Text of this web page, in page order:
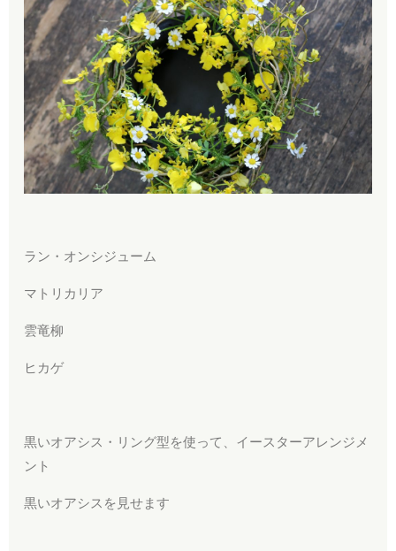
ラン・オンシジューム
マトリカリア
雲竜柳
ヒカゲ
黒いオアシス・リング型を使って、イースターアレンジメ
ント
黒いオアシスを見せます